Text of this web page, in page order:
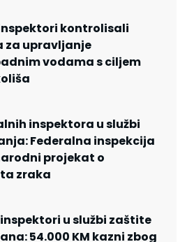
kontrolisali
za upravljanje
vodama s ciljem
inspektora u službi
Federalna inspekcija
projekat o
zraka
u službi zaštite
54.000 KM kazni zbog